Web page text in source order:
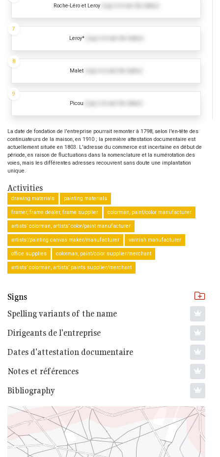
Roche-Léro et Leroy
Leroy*
7
Malet
8
Picou
9
La date de fondation de l'entreprise pourrait remonter à 1798, selon l'en-tête des
continuateurs de la maison, en 1910 ; la première attestation documentaire est
actuellement située en 1803. L'adresse du commerce est incertaine en début de
période, en raison de fluctuations dans la nomenclature et la numérotation des
voies, mais les différentes adresses recouvrent sans doute une implantation
unique.
Activities
drawing materials painting materials
framer, frame dealer, frame supplier colorman, paint/color manufacturer
artists’ colorman, artists’ color/paint manufacturer
artists’/painting canvas maker/manufacturer varnish manufacturer
office supplies colorman, paint/color supplier/merchant
artists’ colorman, artists’ paints supplier/merchant
Signs
Spelling variants of the name
Dirigeants de l'entreprise
Dates d'attestation documentaire
Notes et références
Bibliography